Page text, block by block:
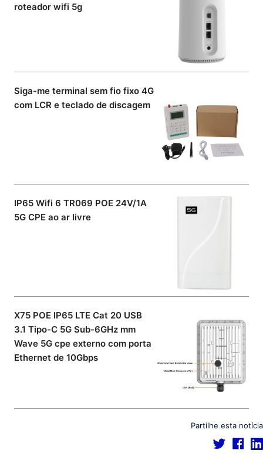
roteador wifi 5g
Siga-me terminal sem fio fixo 4G
com LCR e teclado de discagem
IP65 Wifi 6 TR069 POE 24V/1A
5G CPE ao ar livre
X75 POE IP65 LTE Cat 20 USB
3.1 Tipo-C 5G Sub-6GHz mm
Wave 5G cpe externo com porta
Ethernet de 10Gbps
Partilhe esta notícia